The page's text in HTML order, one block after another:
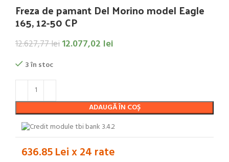
Freza de pamant Del Morino model Eagle
165, 12-50 CP
12.627,77lei12.077,02 lei
3 în stoc
ADAUGĂ ÎN COȘ
636.85 Lei x 24 rate